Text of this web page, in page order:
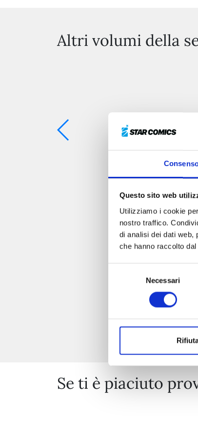
Questo sito web
Utilizziamo i cookie
nostro traffico.
di analisi dei dati web,
che hanno raccolto
Necessari
Altri volumi della
Se ti è piaciuto